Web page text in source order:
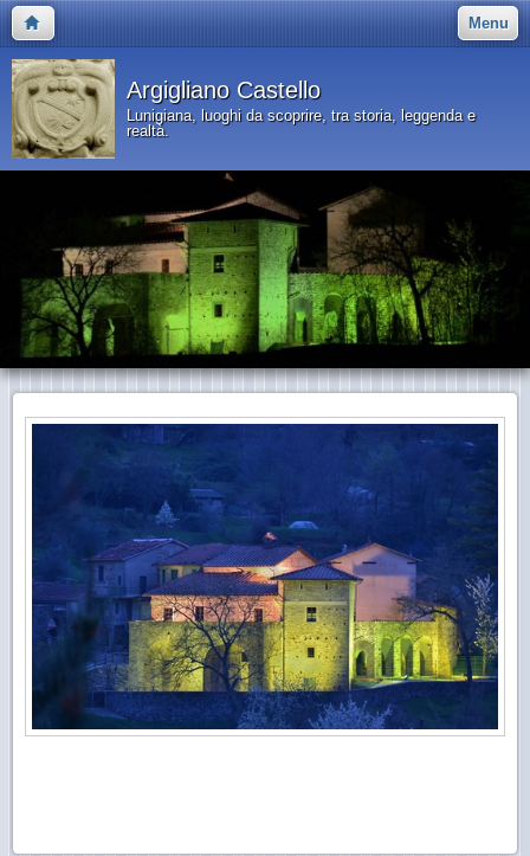
Menu
Argigliano Castello
Lunigiana, luoghi da scoprire, tra storia, leggenda e
realtà.